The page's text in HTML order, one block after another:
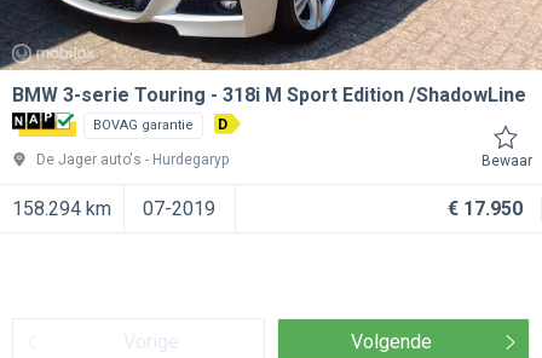
BMW 3-serie Touring 318i M Sport Edition /ShadowLine
BOVAG garantie D
De Jager auto's Hurdegaryp Bewaar
158.294 km 07-2019 € 17.950
Volgende